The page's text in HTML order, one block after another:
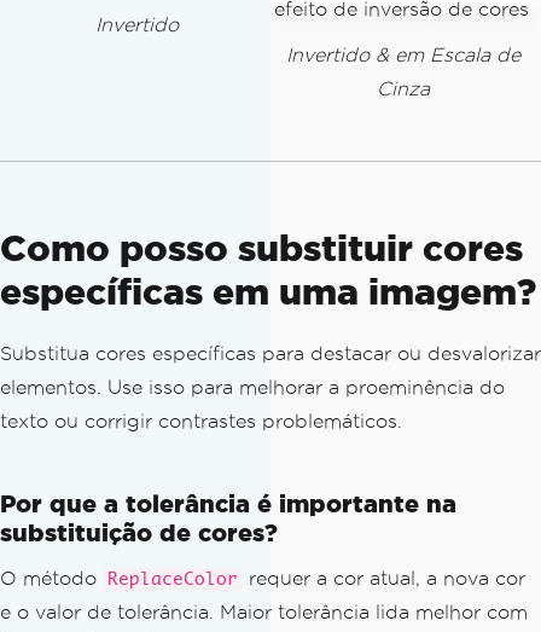
Invertido
Invertido & em Escala de
Cinza
Como posso substituir cores
específicas em uma imagem?
Substitua cores específicas para destacar ou desvalorizar
elementos. Use isso para melhorar a proeminência do
texto ou corrigir contrastes problemáticos.
Por que a tolerância é importante na
substituição de cores?
O método ReplaceColor
requer a cor atual, a nova cor
e o valor de tolerância. Maior tolerância lida melhor com